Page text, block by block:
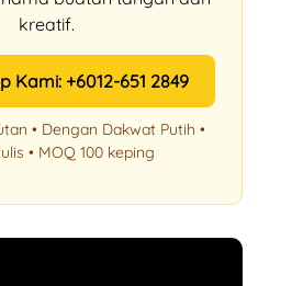
kreatif.
Kami: +6012-651 2849
• Dengan Dakwat Putih •
• MOQ 100 keping